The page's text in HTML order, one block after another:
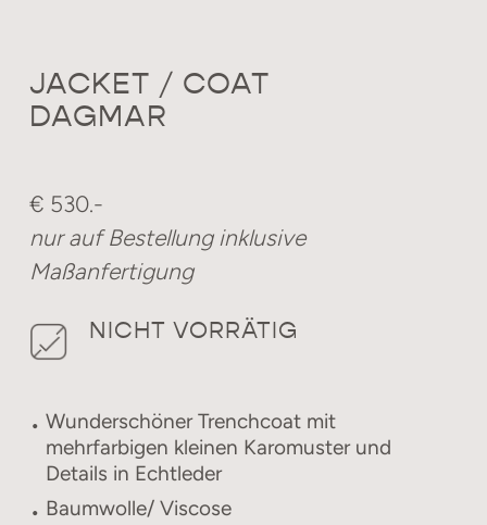
JACKET / COAT
DAGMAR
€ 530.-
nur auf Bestellung inklusive
Maßanfertigung
NICHT VORRÄTIG
Wunderschöner Trenchcoat mit
mehrfarbigen kleinen Karomuster und
Details in Echtleder
Baumwolle/ Viscose